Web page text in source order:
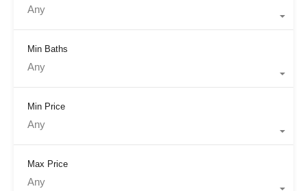
Any
Min Baths
Any
Min Price
Any
Max Price
Any